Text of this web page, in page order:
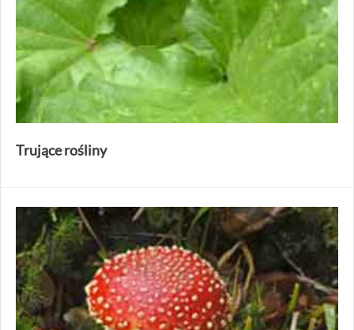
Trujące rośliny